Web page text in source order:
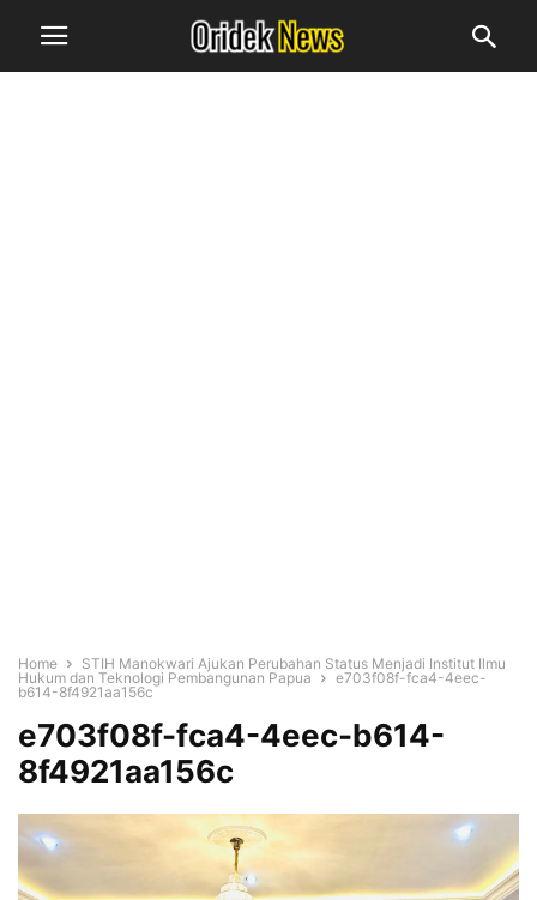
Home
STIH Manokwari Ajukan Perubahan Status Menjadi Institut Ilmu
Hukum dan Teknologi Pembangunan Papua
e703f08f-fca4-4eec-
b614-8f4921aa156c
e703f08f-fca4-4eec-b614-
8f4921aa156c